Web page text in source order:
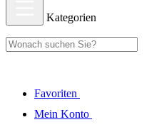
Kategorien
Favoriten
Mein Konto